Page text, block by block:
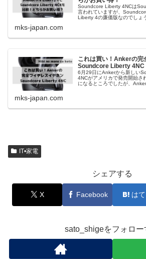
Soundcore Liberty 4NCは
言われていますが、
Liberty 4の廉価版なのでしょ
mks-japan.com
これは買い！Ankerの完
Soundcore Liberty 4NC
6月29日にAnkerから新しい
4NCがアメリカで発売開始さ
になるところでしたが、
には全ての色で売り切れに
mks-japan.com
IT•家電
シェアする
X Facebook は
sato_shigeをフォロー